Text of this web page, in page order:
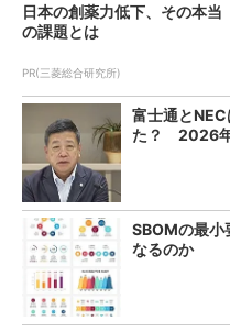
日本の創薬力低下、その本当
の課題とは
PR(三菱総合研究所)
富士通と
た？ 2026年
SBOMの最
なるのか